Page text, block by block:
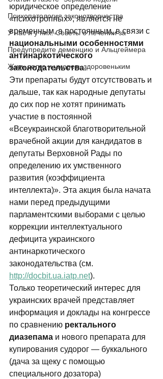
Психопатология законотворчества
У нас и у них. Советы о лечении за
Предупредите деменцию и Альцгеймера
Жить долго и умереть здоровеньким
юридическое определение
«психотропных», является не
временным, а постоянным, в связи с
национальными особенностями
антинаркотического
законодательства.
Эти препараты будут отсутствовать и
дальше, так как народные депутаты
до сих пор не хотят принимать
участие в постоянной
«Всеукраинской благотворительной
врачебной акции для кандидатов в
депутаты Верховной Рады по
определению их умственного
развития (коэффициента
интеллекта)». Эта акция была начата
нами перед предыдущими
парламентскими выборами с целью
коррекции интеллектуального
дефицита украинского
антинаркотического
законодательства (cм.
http://docbit.ua.iatp.net).
Только теоретический интерес для
украинских врачей представляет
информация и доклады на конгрессе
по сравнению ректального
диазепама и нового препарата для
купирования судорог — буккального
(дача за щеку с помощью
специального дозатора)